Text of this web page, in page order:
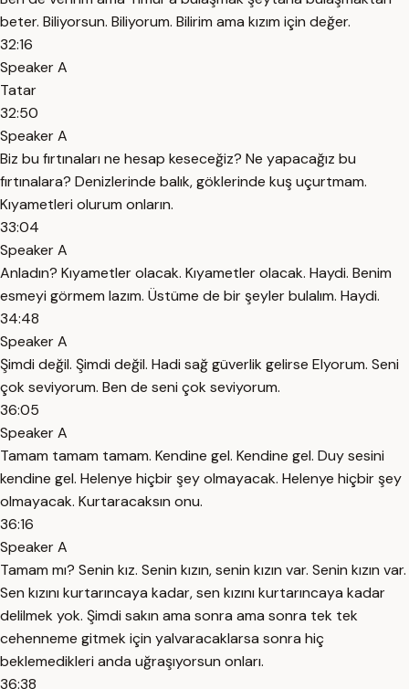
beter. Biliyorsun. Biliyorum. Bilirim ama kızım için değer.
32:16
Speaker A
Tatar
32:50
Speaker A
Biz bu fırtınaları ne hesap keseceğiz? Ne yapacağız bu
fırtınalara? Denizlerinde balık, göklerinde kuş uçurtmam.
Kıyametleri olurum onların.
33:04
Speaker A
Anladın? Kıyametler olacak. Kıyametler olacak. Haydi. Benim
esmeyi görmem lazım. Üstüme de bir şeyler bulalım. Haydi.
34:48
Speaker A
Şimdi değil. Şimdi değil. Hadi sağ güverlik gelirse Elyorum. Seni
çok seviyorum. Ben de seni çok seviyorum.
36:05
Speaker A
Tamam tamam tamam. Kendine gel. Kendine gel. Duy sesini
kendine gel. Helenye hiçbir şey olmayacak. Helenye hiçbir şey
olmayacak. Kurtaracaksın onu.
36:16
Speaker A
Tamam mı? Senin kız. Senin kızın, senin kızın var. Senin kızın var.
Sen kızını kurtarıncaya kadar, sen kızını kurtarıncaya kadar
delilmek yok. Şimdi sakın ama sonra ama sonra tek tek
cehenneme gitmek için yalvaracaklarsa sonra hiç
beklemedikleri anda uğraşıyorsun onları.
36:38